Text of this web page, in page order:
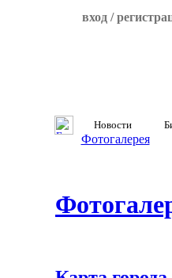
вход /
Новости
Фотогалерея